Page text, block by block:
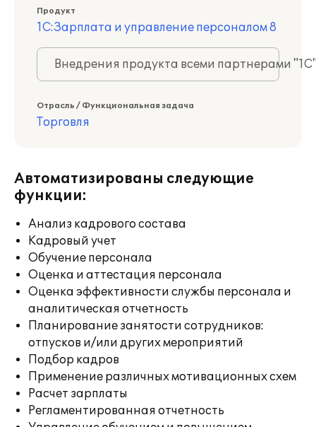
Продукт
1С:Зарплата и управление персоналом 8
Внедрения продукта всеми партнерами
Отрасль / Функциональная задача
Торговля
Автоматизированы следующие
функции:
Анализ кадрового состава
Кадровый учет
Обучение персонала
Оценка и аттестация персонала
Оценка эффективности службы персонала и
аналитическая отчетность
Планирование занятости сотрудников:
отпусков и/или других мероприятий
Подбор кадров
Применение различных мотивационных схем
Расчет зарплаты
Регламентированная отчетность